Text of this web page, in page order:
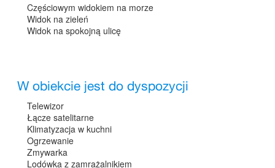
Częściowym widokiem na morze
Widok na zieleń
Widok na spokojną ulicę
W obiekcie jest do dyspozycji
Telewizor
Łącze satelitarne
Klimatyzacja w kuchni
Ogrzewanie
Zmywarka
Lodówka z zamrażalnikiem